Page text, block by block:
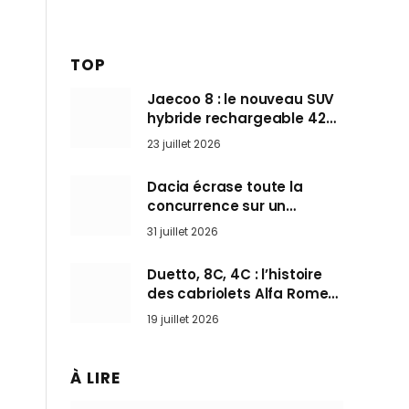
TOP
Jaecoo 8 : le nouveau SUV
hybride rechargeable 428
ch qui vise l’Audi Q7 arrive
en Europe cet automne
23 juillet 2026
Dacia écrase toute la
concurrence sur un
marché où personne ne
l’attendait
31 juillet 2026
Duetto, 8C, 4C : l’histoire
des cabriolets Alfa Romeo,
ces Spider qui ont défini
l’art de rouler cheveux au
19 juillet 2026
À LIRE